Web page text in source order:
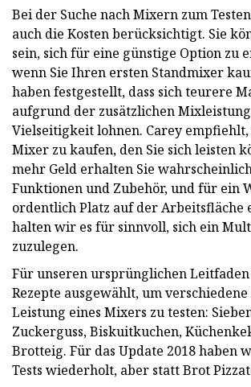
Bei der Suche nach Mixern zum
auch die Kosten berücksichtigt. Sie
sein, sich für eine günstige Option zu
wenn Sie Ihren ersten Standmixer
haben festgestellt, dass sich teurere
aufgrund der zusätzlichen
Vielseitigkeit lohnen. Carey empfiehlt,
Mixer zu kaufen, den Sie sich leisten
mehr Geld erhalten Sie
Funktionen und Zubehör, und für ein
ordentlich Platz auf der Arbeitsfläche
halten wir es für sinnvoll, sich ein
zuzulegen.
Für unseren ursprünglichen
Rezepte ausgewählt, um
Leistung eines Mixers zu testen:
Zuckerguss, Biskuitkuchen,
Brotteig. Für das Update 2018 haben
Tests wiederholt, aber statt Brot